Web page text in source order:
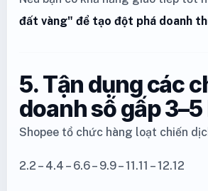
đất vàng" để tạo đột phá doanh
5. Tận dụng các
doanh số gấp 3–5
Shopee tổ chức hàng loạt chiến
2.2 – 4.4 – 6.6 – 9.9 – 11.11 – 12.12